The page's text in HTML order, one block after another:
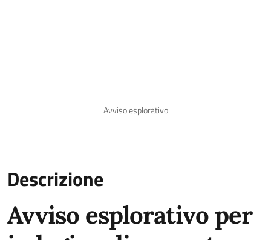
Avviso esplorativo
Descrizione
Avviso esplorativo per